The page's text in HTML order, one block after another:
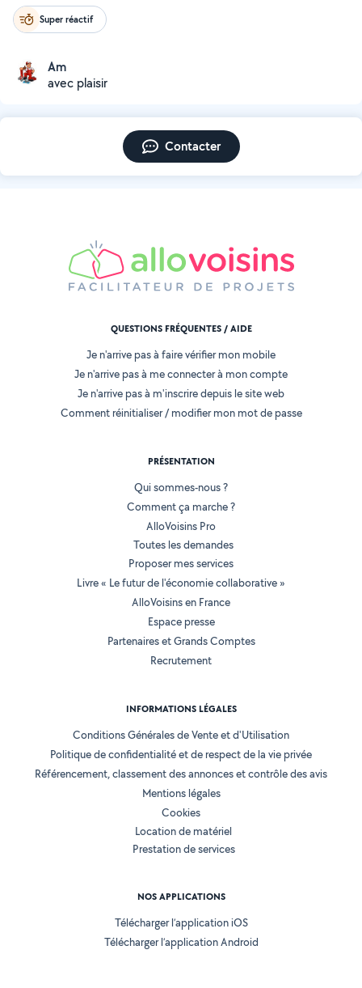
Super réactif
Am
avec plaisir
Contacter
QUESTIONS FRÉQUENTES / AIDE
Je n'arrive pas à faire vérifier mon mobile
Je n'arrive pas à me connecter à mon compte
Je n'arrive pas à m'inscrire depuis le site web
Comment réinitialiser / modifier mon mot de passe
PRÉSENTATION
Qui sommes-nous ?
Comment ça marche ?
AlloVoisins Pro
Toutes les demandes
Proposer mes services
Livre « Le futur de l'économie collaborative »
AlloVoisins en France
Espace presse
Partenaires et Grands Comptes
Recrutement
INFORMATIONS LÉGALES
Conditions Générales de Vente et d'Utilisation
Politique de confidentialité et de respect de la vie privée
Référencement, classement des annonces et contrôle des avis
Mentions légales
Cookies
Location de matériel
Prestation de services
NOS APPLICATIONS
Télécharger l’application iOS
Télécharger l’application Android